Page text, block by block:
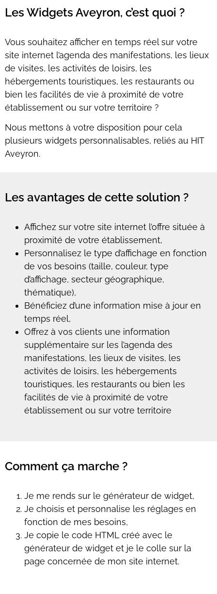
Les Widgets Aveyron, c’est quoi ?
Vous souhaitez afficher en temps réel sur votre
site internet l’agenda des manifestations, les lieux
de visites, les activités de loisirs, les
hébergements touristiques, les restaurants ou
bien les facilités de vie à proximité de votre
établissement ou sur votre territoire ?
Nous mettons à votre disposition pour cela
plusieurs widgets personnalisables, reliés au HIT
Aveyron.
Les avantages de cette solution ?
Affichez sur votre site internet l’offre située à
proximité de votre établissement,
Personnalisez le type d’affichage en fonction
de vos besoins (taille, couleur, type
d’affichage, secteur géographique,
thématique),
Bénéficiez d’une information mise à jour en
temps réel,
Offrez à vos clients une information
supplémentaire sur les l’agenda des
manifestations, les lieux de visites, les
activités de loisirs, les hébergements
touristiques, les restaurants ou bien les
facilités de vie à proximité de votre
établissement ou sur votre territoire
Comment ça marche ?
Je me rends sur le générateur de widget,
Je choisis et personnalise les réglages en
fonction de mes besoins,
Je copie le code HTML créé avec le
générateur de widget et je le colle sur la
page concernée de mon site internet.